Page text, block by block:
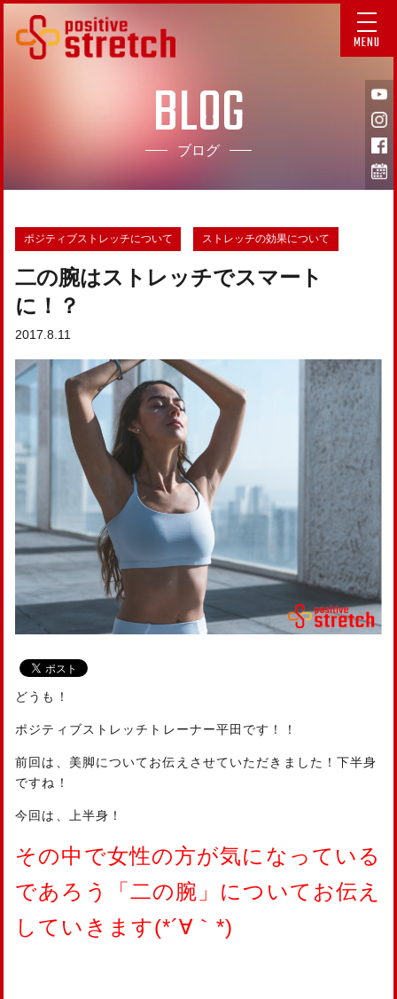
MENU
BLOG
ブログ
ポジティブストレッチについて ストレッチの効果について
二の腕はストレッチでスマート
に！？
2017.8.11
どうも！
ポジティブストレッチトレーナー平田です！！
前回は、美脚についてお伝えさせていただきました！下半身
ですね！
今回は、上半身！
その中で女性の方が気になっている
であろう「二の腕」についてお伝え
していきます(*´∀｀*)